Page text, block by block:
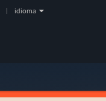
idioma